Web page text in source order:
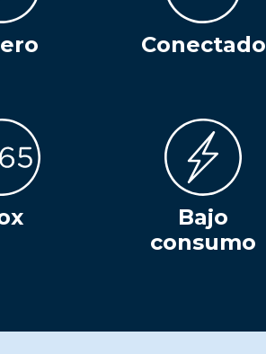
Conectado
Bajo
consumo